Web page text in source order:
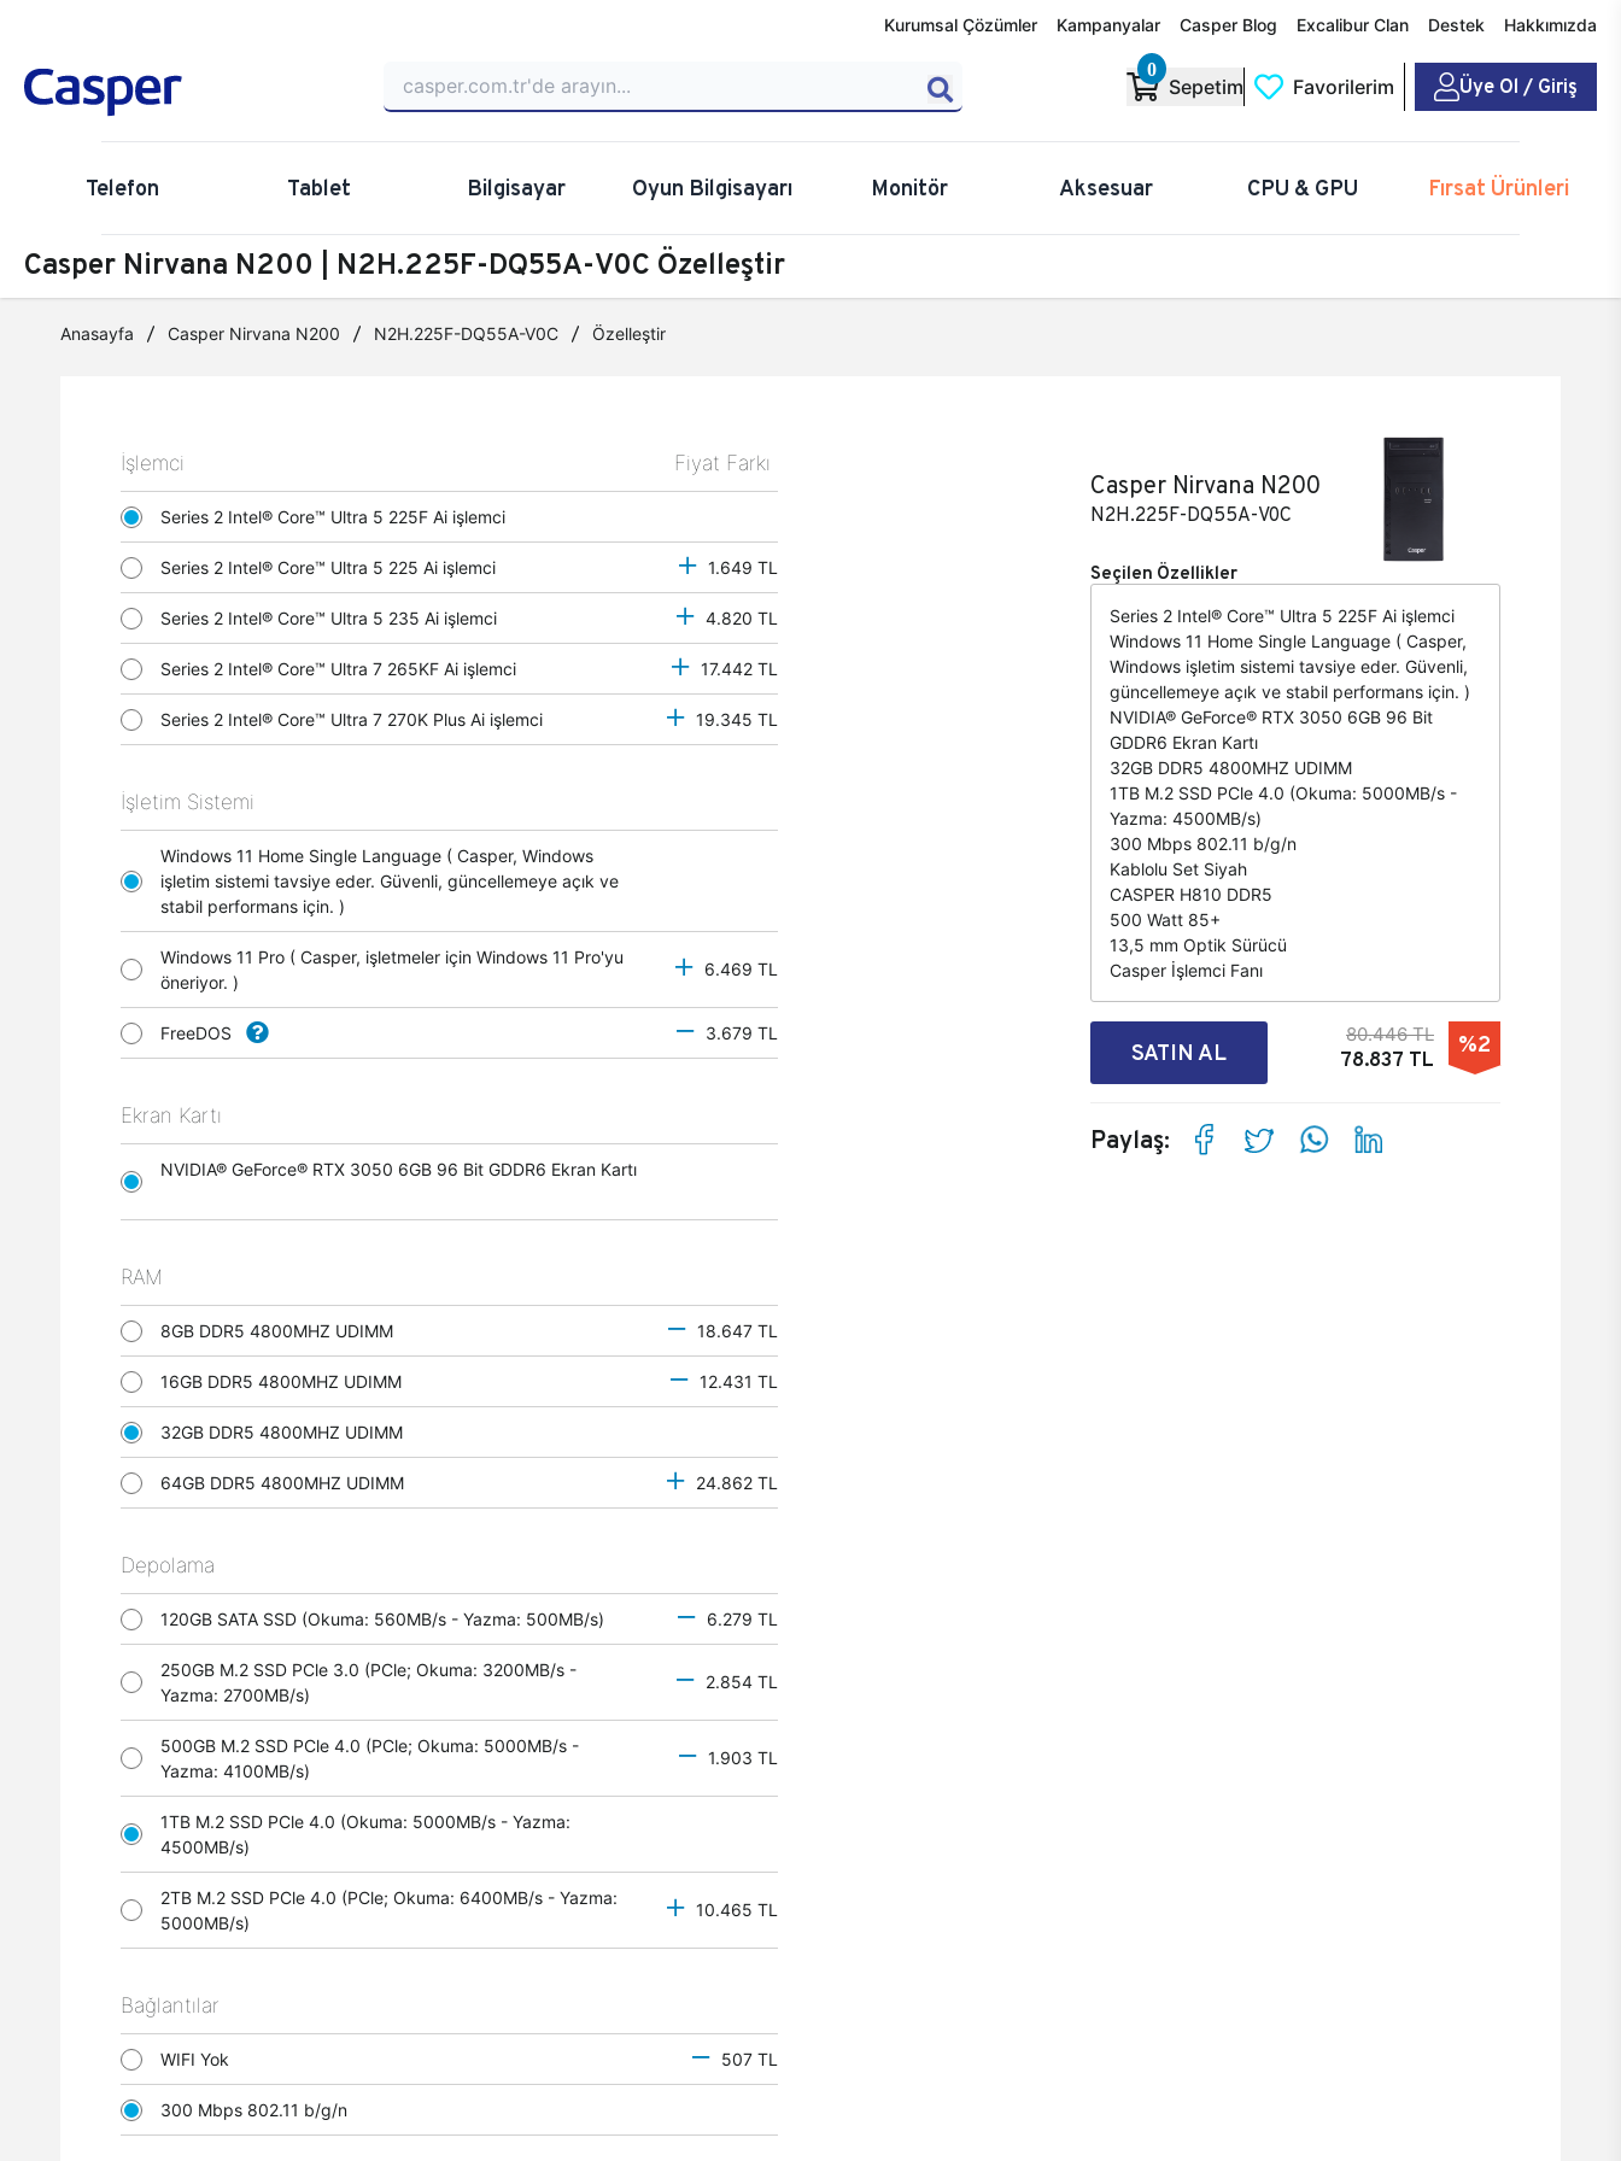
Kurumsal Çözümler Kampanyalar Casper Blog Excalibur Clan Destek Hakkımızda
0
Sepetim Favorilerim Üye Ol / Giriş
Telefon Tablet Bilgisayar Oyun Bilgisayarı Monitör Aksesuar CPU & GPU Fırsat Ürünleri
Casper Nirvana N200 | N2H.225F-DQ55A-V0C Özelleştir
Anasayfa Casper Nirvana N200 N2H.225F-DQ55A-V0C Özelleştir
İşlemci Fiyat Farkı
Series 2 Intel® Core™ Ultra 5 225F Ai işlemci
Series 2 Intel® Core™ Ultra 5 225 Ai işlemci 1.649 TL
Series 2 Intel® Core™ Ultra 5 235 Ai işlemci 4.820 TL
Series 2 Intel® Core™ Ultra 7 265KF Ai işlemci 17.442 TL
Series 2 Intel® Core™ Ultra 7 270K Plus Ai işlemci 19.345 TL
İşletim Sistemi
Windows 11 Home Single Language ( Casper, Windows
işletim sistemi tavsiye eder. Güvenli, güncellemeye açık ve
stabil performans için. )
Windows 11 Pro ( Casper, işletmeler için Windows 11 Pro'yu
öneriyor. )
6.469 TL
FreeDOS 3.679 TL
Ekran Kartı
NVIDIA® GeForce® RTX 3050 6GB 96 Bit GDDR6 Ekran Kartı
RAM
8GB DDR5 4800MHZ UDIMM 18.647 TL
16GB DDR5 4800MHZ UDIMM 12.431 TL
32GB DDR5 4800MHZ UDIMM
64GB DDR5 4800MHZ UDIMM 24.862 TL
Depolama
120GB SATA SSD (Okuma: 560MB/s - Yazma: 500MB/s) 6.279 TL
250GB M.2 SSD PCle 3.0 (PCle; Okuma: 3200MB/s -
Yazma: 2700MB/s)
2.854 TL
500GB M.2 SSD PCle 4.0 (PCle; Okuma: 5000MB/s -
Yazma: 4100MB/s)
1.903 TL
1TB M.2 SSD PCle 4.0 (Okuma: 5000MB/s - Yazma:
4500MB/s)
2TB M.2 SSD PCle 4.0 (PCle; Okuma: 6400MB/s - Yazma:
5000MB/s)
10.465 TL
Bağlantılar
WIFI Yok 507 TL
300 Mbps 802.11 b/g/n
Casper Nirvana N200
N2H.225F-DQ55A-V0C
Seçilen Özellikler
Series 2 Intel® Core™ Ultra 5 225F Ai işlemci
Windows 11 Home Single Language ( Casper,
Windows işletim sistemi tavsiye eder. Güvenli,
güncellemeye açık ve stabil performans için. )
NVIDIA® GeForce® RTX 3050 6GB 96 Bit
GDDR6 Ekran Kartı
32GB DDR5 4800MHZ UDIMM
1TB M.2 SSD PCle 4.0 (Okuma: 5000MB/s -
Yazma: 4500MB/s)
300 Mbps 802.11 b/g/n
Kablolu Set Siyah
CASPER H810 DDR5
500 Watt 85+
13,5 mm Optik Sürücü
Casper İşlemci Fanı
SATIN AL
80.446 TL
78.837 TL
%2
Paylaş: